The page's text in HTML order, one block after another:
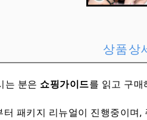
상품상
는 분은 쇼핑가이드를 읽고 구매
패키지 리뉴얼이 진행중이며